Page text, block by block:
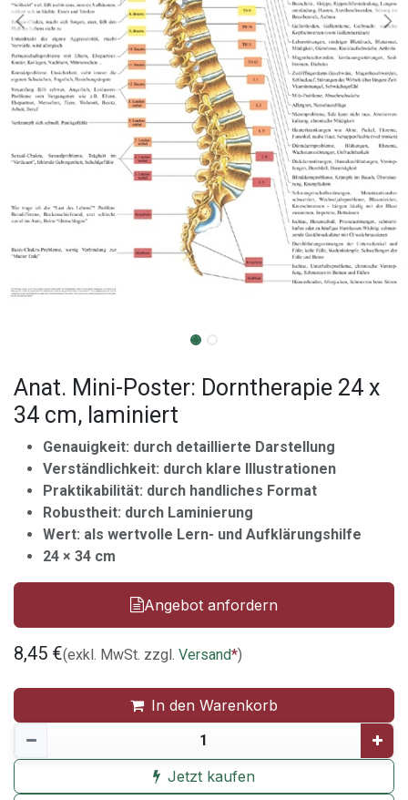
Anat. Mini-Poster: Dorntherapie 24 x
34 cm, laminiert
Genauigkeit: durch detaillierte Darstellung
Verständlichkeit: durch klare Illustrationen
Praktikabilität: durch handliches Format
Robustheit: durch Laminierung
Wert: als wertvolle Lern- und Aufklärungshilfe
24 × 34 cm
Angebot anfordern
8,45 €(exkl. MwSt. zzgl. Versand*)
In den Warenkorb
Jetzt kaufen